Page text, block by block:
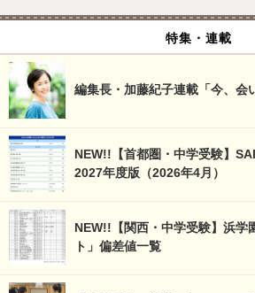
特集・連載
編集長・加藤紀子連載「今、会
NEW!!【首都圏・中学受験】
2027年度版（2026年4月）
NEW!!【関西・中学受験】浜学
ト」偏差値一覧